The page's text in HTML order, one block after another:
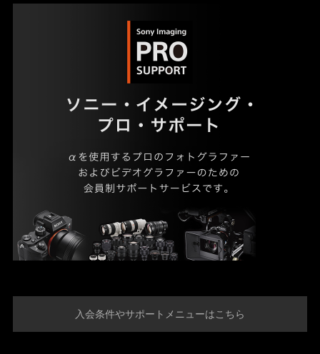
入会条件やサポートメニューはこちら